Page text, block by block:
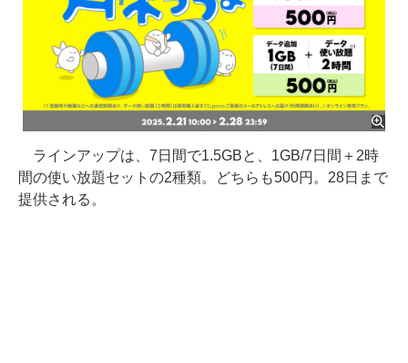
ラインアップは、7日間で1.5GBと、1GB/7日間＋2時
間の使い放題セットの2種類。どちらも500円。28日まで
提供される。